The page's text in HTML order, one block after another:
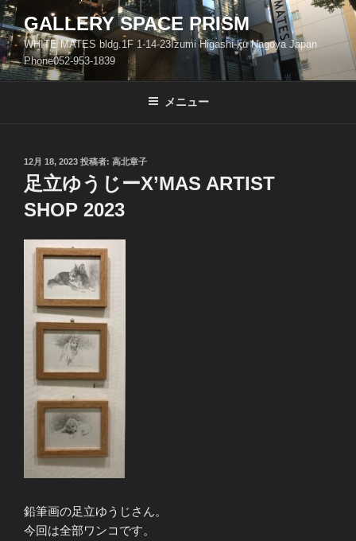
コ
ン
テ
ン
ツ
GALLERY SPACE PRISM
WHITE MATES bldg.1F 1-14-23Izumi Higashi-ku Nagoya Japan
Phone052-953-1839
メニュー
投
稿
日:
12月 18, 2023 投稿者: 高北章子
足立ゆうじーX’MAS ARTIST
SHOP 2023
鉛筆画の足立ゆうじさん。
今回は全部ワンコです。